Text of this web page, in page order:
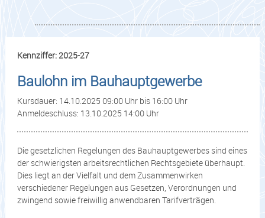
Kennziffer: 2025-27
Baulohn im Bauhauptgewerbe
Kursdauer: 14.10.2025 09:00 Uhr bis 16:00 Uhr
Anmeldeschluss: 13.10.2025 14:00 Uhr
Die gesetzlichen Regelungen des Bauhauptgewerbes sind eines
der schwierigsten arbeitsrechtlichen Rechtsgebiete überhaupt.
Dies liegt an der Vielfalt und dem Zusammenwirken
verschiedener Regelungen aus Gesetzen, Verordnungen und
zwingend sowie freiwillig anwendbaren Tarifverträgen.